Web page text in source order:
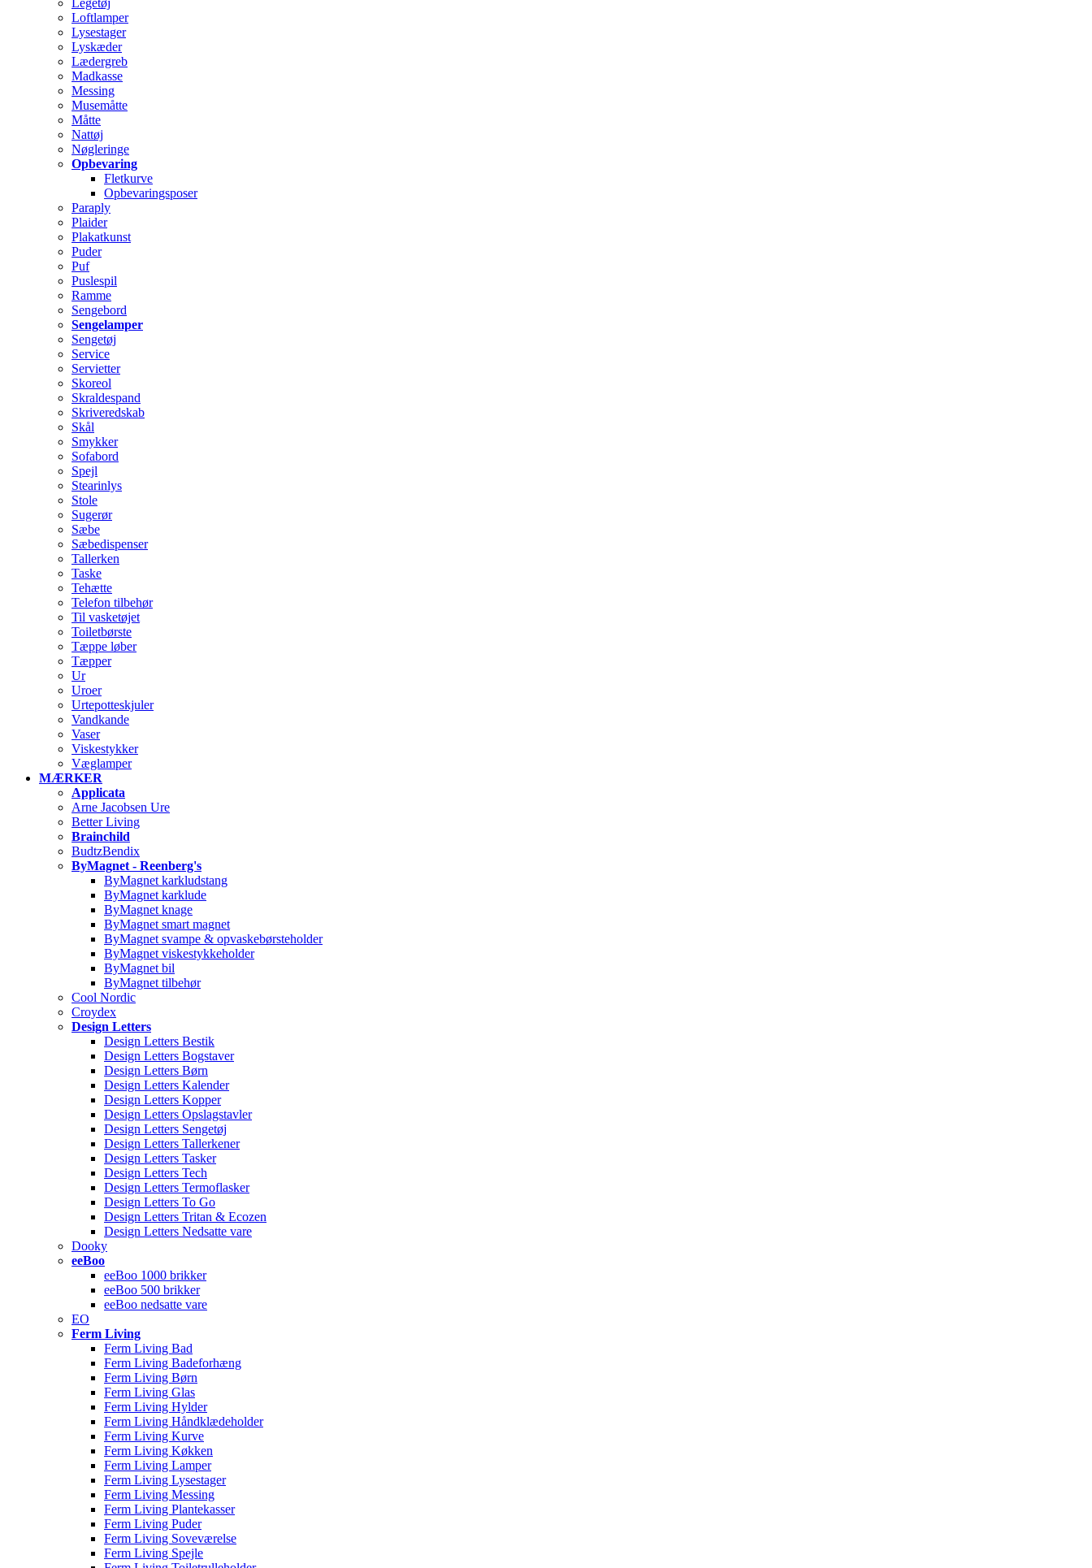
Legetøj
Loftlamper
Lysestager
Lyskæder
Lædergreb
Madkasse
Messing
Musemåtte
Måtte
Nattøj
Nøgleringe
Opbevaring
Fletkurve
Opbevaringsposer
Paraply
Plaider
Plakatkunst
Puder
Puf
Puslespil
Ramme
Sengebord
Sengelamper
Sengetøj
Service
Servietter
Skoreol
Skraldespand
Skriveredskab
Skål
Smykker
Sofabord
Spejl
Stearinlys
Stole
Sugerør
Sæbe
Sæbedispenser
Tallerken
Taske
Tehætte
Telefon tilbehør
Til vasketøjet
Toiletbørste
Tæppe løber
Tæpper
Ur
Uroer
Urtepotteskjuler
Vandkande
Vaser
Viskestykker
Væglamper
MÆRKER
Applicata
Arne Jacobsen Ure
Better Living
Brainchild
BudtzBendix
ByMagnet - Reenberg's
ByMagnet karkludstang
ByMagnet karklude
ByMagnet knage
ByMagnet smart magnet
ByMagnet svampe & opvaskebørsteholder
ByMagnet viskestykkeholder
ByMagnet bil
ByMagnet tilbehør
Cool Nordic
Croydex
Design Letters
Design Letters Bestik
Design Letters Bogstaver
Design Letters Børn
Design Letters Kalender
Design Letters Kopper
Design Letters Opslagstavler
Design Letters Sengetøj
Design Letters Tallerkener
Design Letters Tasker
Design Letters Tech
Design Letters Termoflasker
Design Letters To Go
Design Letters Tritan & Ecozen
Design Letters Nedsatte vare
Dooky
eeBoo
eeBoo 1000 brikker
eeBoo 500 brikker
eeBoo nedsatte vare
EO
Ferm Living
Ferm Living Bad
Ferm Living Badeforhæng
Ferm Living Børn
Ferm Living Glas
Ferm Living Hylder
Ferm Living Håndklædeholder
Ferm Living Kurve
Ferm Living Køkken
Ferm Living Lamper
Ferm Living Lysestager
Ferm Living Messing
Ferm Living Plantekasser
Ferm Living Puder
Ferm Living Soveværelse
Ferm Living Spejle